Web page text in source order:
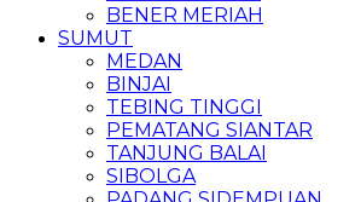
BENER MERIAH
SUMUT
MEDAN
BINJAI
TEBING TINGGI
PEMATANG SIANTAR
TANJUNG BALAI
SIBOLGA